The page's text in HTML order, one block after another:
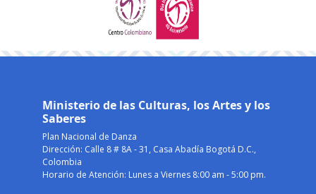
Ministerio de las Culturas, los Artes y los
Saberes
Plan Nacional de Danza
Dirección: Calle 8 # 8A - 31, Casa Abadía Bogotá D.C.,
Colombia
Horario de Atención: Lunes a Viernes 8:00 am - 5:00 pm.